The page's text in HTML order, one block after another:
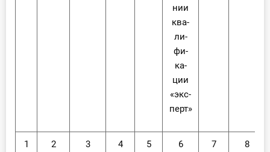
нии
ква­
ли­
фи­
ка­
ции
«экс­
перт»
1 2 3 4 5 6 7 8